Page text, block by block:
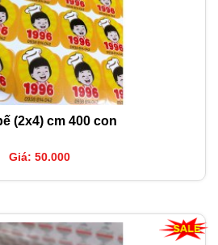
(2x4) cm 400 con
Giá: 50.000